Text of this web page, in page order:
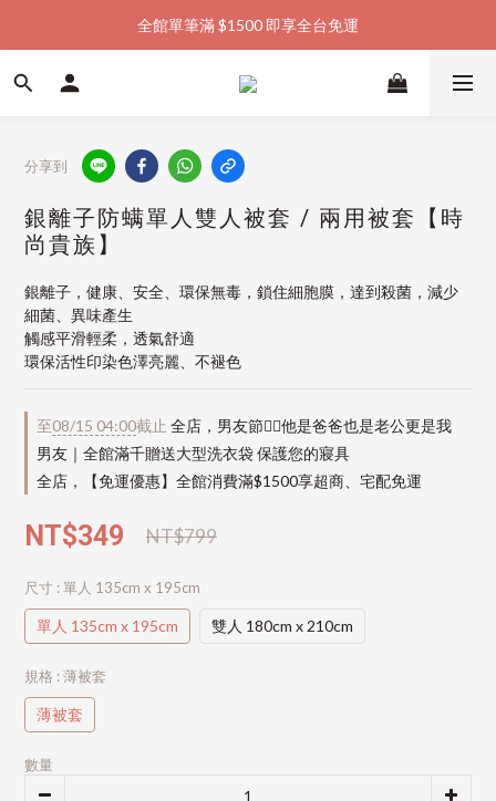
加入會員購物金  馬上領  馬上折
全館單筆滿 $1500 即享全台免運
加入會員購物金  馬上領  馬上折
分享到
銀離子防螨單人雙人被套 / 兩用被套【時
尚貴族】
銀離子，健康、安全、環保無毒，鎖住細胞膜，達到殺菌，減少
細菌、異味產生
觸感平滑輕柔，透氣舒適
環保活性印染色澤亮麗、不褪色
至08/15 04:00截止 全店，男友節👱‍♂️他是爸爸也是老公更是我
男友｜全館滿千贈送大型洗衣袋 保護您的寢具
全店，【免運優惠】全館消費滿$1500享超商、宅配免運
NT$799
NT$349
尺寸 : 單人 135cm x 195cm
單人 135cm x 195cm 雙人 180cm x 210cm
規格 : 薄被套
薄被套
數量